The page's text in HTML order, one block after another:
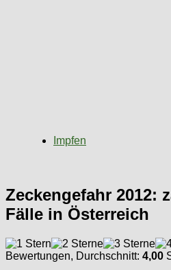
Impfen
Zeckengefahr 2012:
Fälle in Österreich
Bewertungen, Durchschnitt: 4,00